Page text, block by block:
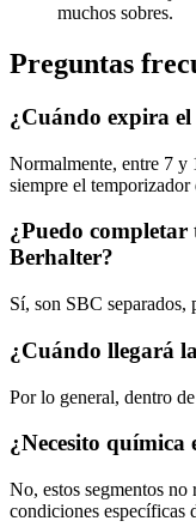
muchos sobres.
Preguntas
¿Cuándo expira el
Normalmente, entre 7 y
siempre el temporizador
¿Puedo
Berhalter?
Sí, son SBC separados,
¿Cuándo llegará
Por lo general, dentro
¿Necesito química
No, estos segmentos
condiciones específicas